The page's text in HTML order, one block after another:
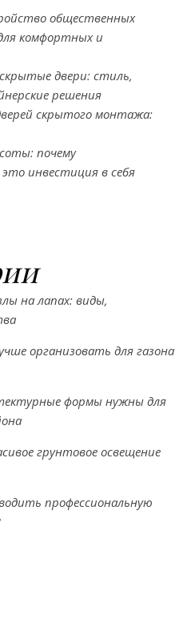
общественных
комфортных и
двери: стиль,
решения
скрытого монтажа:
почему
инвестиция в себя
на лапах: виды,
организовать для газона
формы нужны для
грунтовое освещение
профессиональную